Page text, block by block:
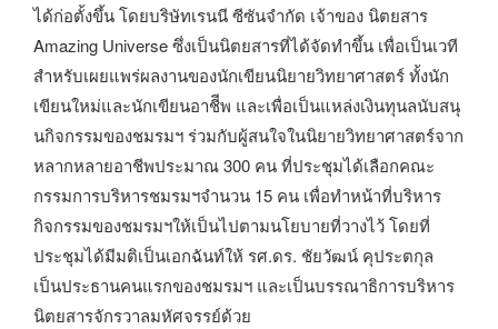
ได้ก่อตั้งขึ้น โดยบริษัทเรนนี ซีซันจำกัด เจ้าของ นิตยสาร
Amazing Universe ซึ่งเป็นนิตยสารที่ได้จัดทำขึ้น เพื่อเป็นเวที
สำหรับเผยแพร่ผลงานของนักเขียนนิยายวิทยาศาสตร์ ทั้งนัก
เขียนใหม่และนักเขียนอาชีีพ และเพื่อเป็นแหล่งเงินทุนลนับสนุ
นกิจกรรมของชมรมฯ ร่วมกับผู้สนใจในนิยายวิทยาศาสตร์จาก
หลากหลายอาชีพประมาณ 300 คน ที่ประชุมได้เลือกคณะ
กรรมการบริหารชมรมฯจำนวน 15 คน เพื่อทำหน้าที่บริหาร
กิจกรรมของชมรมฯให้เป็นไปตามนโยบายที่วางไว้ โดยที่
ประชุมได้มีมติเป็นเอกฉันท์ให้ รศ.ดร. ชัยวัฒน์ คุประตกุล
เป็นประธานคนแรกของชมรมฯ และเป็นบรรณาธิการบริหาร
นิตยสารจักรวาลมหัศจรรย์ด้วย